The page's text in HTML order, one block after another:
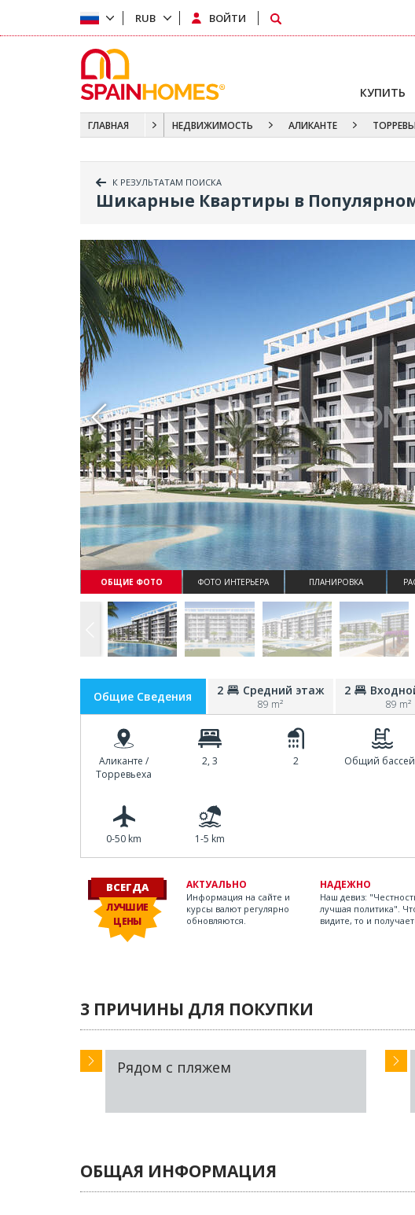
ГЛАВНАЯ НЕДВИЖИМОСТЬ АЛИКАНТЕ
К РЕЗУЛЬТАТАМ ПОИСКА
Шикарные Квартиры в
ОБЩИЕ ФОТО ФОТО ИНТЕРЬЕРА ПЛАНИРОВКА
Общие Сведения 2 Средний этаж
89 m²
2
89 m²
Аликанте /
Торревьеха
2, 3 2 Общий
0-50 km 1-5 km
ВСЕГДА
ЛУЧШИЕ
ЦЕНЫ
АКТУАЛЬНО
Информация на сайте и
курсы валют регулярно
обновляются.
НАДЕЖНО
Наш девиз:
лучшая политика".
видите, то и
Whatsapp
3 ПРИЧИНЫ ДЛЯ ПОКУПКИ
Рядом с пляжем
ОБЩАЯ ИНФОРМАЦИЯ
RUB ВОЙТИ
КУПИТЬ